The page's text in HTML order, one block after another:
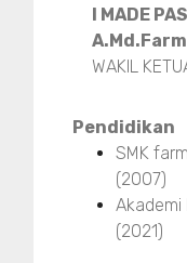
I MADE
A.Md.Farm
WAKIL
Pendidikan
SMK
(2007)
Akademi
(2021)